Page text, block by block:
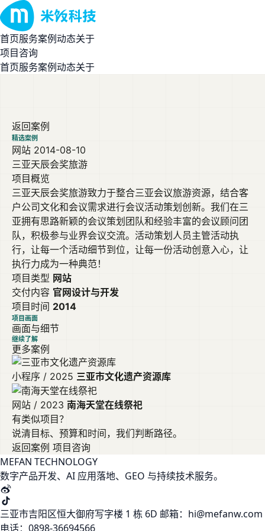
首页服务案例动态关于
项目咨询
首页服务案例动态关于
返回案例
精选案例
网站 2014-08-10
三亚天辰会奖旅游
项目概览
三亚天辰会奖旅游致力于整合三亚会议旅游资源，结合客
户公司文化和会议需求进行会议活动策划创新。我们在三
亚拥有思路新颖的会议策划团队和经验丰富的会议顾问团
队，积极参与业界会议交流。活动策划人员主管活动执
行，让每一个活动细节到位，让每一份活动创意入心，让
执行力成为一种典范！
项目类型 网站
交付内容 官网设计与开发
项目时间 2014
项目画面
画面与细节
继续了解
更多案例
小程序 / 2025 三亚市文化遗产资源库
网站 / 2023 南海天堂在线祭祀
有类似项目？
说清目标、预算和时间，我们判断路径。
返回案例 项目咨询
MEFAN TECHNOLOGY
数字产品开发、AI 应用落地、GEO 与持续技术服务。
三亚市吉阳区恒大御府写字楼 1 栋 6D 邮箱：hi@mefanw.com
电话：0898-36694566